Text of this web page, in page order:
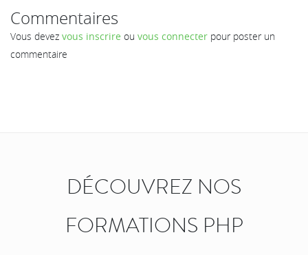
Commentaires
Vous devez vous inscrire ou vous connecter pour poster un
commentaire
DÉCOUVREZ NOS
FORMATIONS PHP